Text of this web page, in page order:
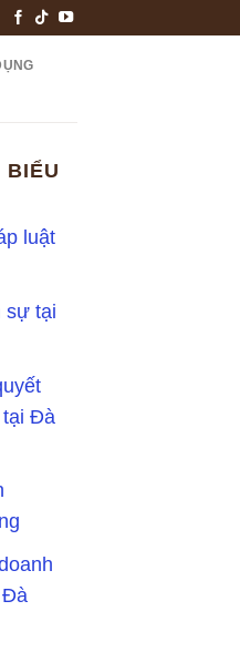
BIỂU
luật
sự tại
tại Đà
Đà